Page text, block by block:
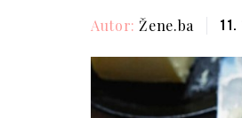
Autor: Žene.ba 11.